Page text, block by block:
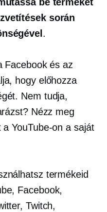
során
.
Facebook és az
hogy előhozza
Nem tudja,
Nézz meg
YouTube-on a saját
termékeid
Facebook,
Twitch,